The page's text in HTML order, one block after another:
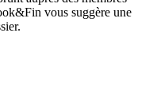
vous suggère une